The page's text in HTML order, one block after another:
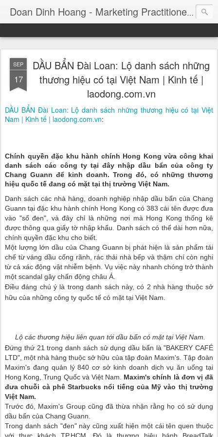
Doan Dinh Hoang - Marketing Practitioner
SEP
17
DẦU BẨN Đài Loan: Lộ danh sách những
thương hiệu có tại Việt Nam | Kinh tế |
laodong.com.vn
DẦU BẨN Đài Loan: Lộ danh sách những thương hiệu có tại Việt
Nam | Kinh tế | laodong.com.vn:
Chính quyền đặc khu hành chính Hong Kong vừa công khai
danh sách các công ty tại đây nhập dầu bẩn của công ty
Chang Guann để kinh doanh. Trong đó, có những thương
hiệu quốc tế đang có mặt tại thị trường Việt Nam.
Danh sách các nhà hàng, doanh nghiệp nhập dầu bẩn của Chang
Guann tại đặc khu hành chính Hong Kong có 383 cái tên được đưa
vào "sổ đen", và đây chỉ là những nơi mà Hong Kong thống kê
được thông qua giấy tờ nhập khẩu. Danh sách có thể dài hơn nữa,
chính quyền đặc khu cho biết.
Một lượng lớn dầu của Chang Guann bị phát hiện là sản phẩm tái
chế từ váng dầu cống rãnh, rác thải nhà bếp và thậm chí còn nghi
từ cả xác động vật nhiễm bệnh. Vụ việc này nhanh chóng trở thành
một scandal gây chấn động châu Á.
Điều đáng chú ý là trong danh sách này, có 2 nhà hàng thuộc sở
hữu của những công ty quốc tế có mặt tại Việt Nam.
Lộ các thương hiệu liên quan tới dầu bẩn có mặt tại Việt Nam.
Đứng thứ 21 trong danh sách sử dụng dầu bẩn là "BAKERY CAFÉ
LTD", một nhà hàng thuộc sở hữu của tập đoàn Maxim's. Tập đoàn
Maxim's đang quản lý 840 cơ sở kinh doanh dịch vụ ăn uống tại
Hong Kong, Trung Quốc và Việt Nam. Maxim's chính là đơn vị đã
đưa chuỗi cà phê Starbucks nổi tiếng của Mỹ vào thị trường
Việt Nam.
Trước đó, Maxim's Group cũng đã thừa nhận rằng họ có sử dụng
dầu bẩn của Chang Guann.
Trong danh sách "đen" này cũng xuất hiện một cái tên quen thuộc